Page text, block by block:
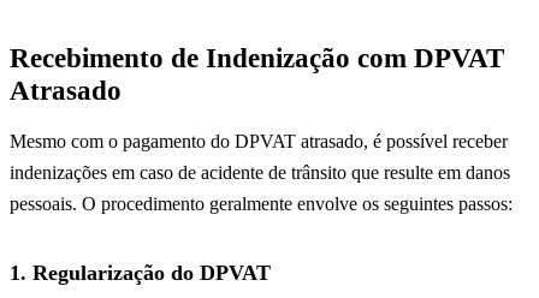
Recebimento de Indenização com DPVAT
Atrasado
Mesmo com o pagamento do DPVAT atrasado, é possível receber
indenizações em caso de acidente de trânsito que resulte em danos
pessoais. O procedimento geralmente envolve os seguintes passos:
1. Regularização do DPVAT